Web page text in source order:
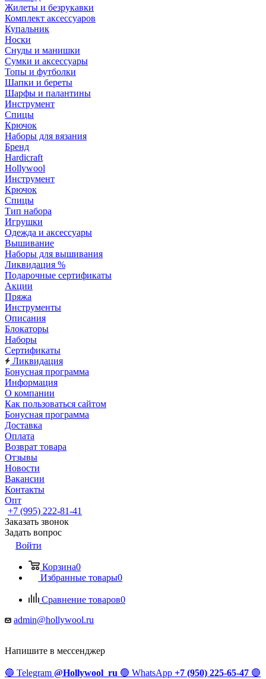
Жилеты и безрукавки
Комплект аксессуаров
Купальник
Носки
Снуды и манишки
Сумки и аксессуары
Топы и футболки
Шапки и береты
Шарфы и палантины
Инструмент
Спицы
Крючок
Наборы для вязания
Бренд
Hardicraft
Hollywool
Инструмент
Крючок
Спицы
Тип набора
Игрушки
Одежда и аксессуары
Вышивание
Наборы для вышивания
Ликвидация %
Подарочные сертификаты
Акции
Пряжа
Инструменты
Описания
Блокаторы
Наборы
Сертификаты
Ликвидация
Бонусная программа
Информация
О компании
Как пользоваться сайтом
Бонусная программа
Доставка
Оплата
Возврат товара
Отзывы
Новости
Вакансии
Контакты
Опт
+7 (995) 222-81-41
Заказать звонок
Задать вопрос
Войти
Корзина0
Избранные товары0
Сравнение товаров0
admin@hollywool.ru
Напишите в мессенджер
🔵 Telegram @Hollywool_ru 🟢 WhatsApp +7 (950) 225-65-47 🟣